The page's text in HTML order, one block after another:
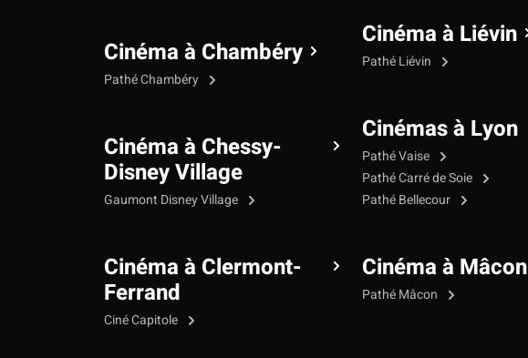
Cinéma à Chambéry
Pathé Chambéry
Cinéma à Chessy-
Disney Village
Gaumont Disney Village
Cinéma à Clermont-
Ferrand
Ciné Capitole
Cinéma à Liévin
Pathé Liévin
Cinémas à Lyon
Pathé Vaise
Pathé Carré de Soie
Pathé Bellecour
Cinéma à Mâcon
Pathé Mâcon